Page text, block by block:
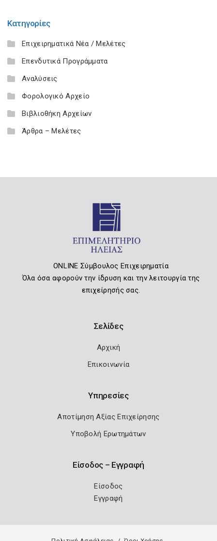
Κατηγορίες
Επιχειρηματικά Νέα / Μελέτες
Επενδυτικά Προγράμματα
Αναλύσεις
Φορολογικό Αρχείο
Βιβλιοθήκη Αρχείων
Άρθρα – Μελέτες
ONLINE Σύμβουλος Επιχειρηματία
Όλα όσα αφορούν την ίδρυση και την λειτουργία της
επιχείρησής σας.
Σελίδες
Αρχική
Επικοινωνία
Υπηρεσίες
Αποτίμηση Αξίας Επιχείρησης
Υποβολή Ερωτημάτων
Είσοδος – Εγγραφή
Είσοδος
Εγγραφή